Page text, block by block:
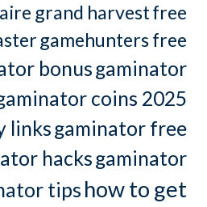
grand harvestfree
gamehunters free
bonusgaminator
coins 2025
linksgaminator free
hacksgaminator
tips how to get